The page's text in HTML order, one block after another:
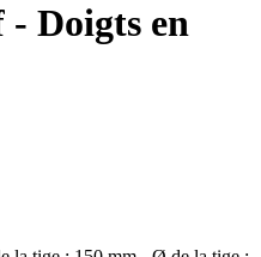
Doigts en